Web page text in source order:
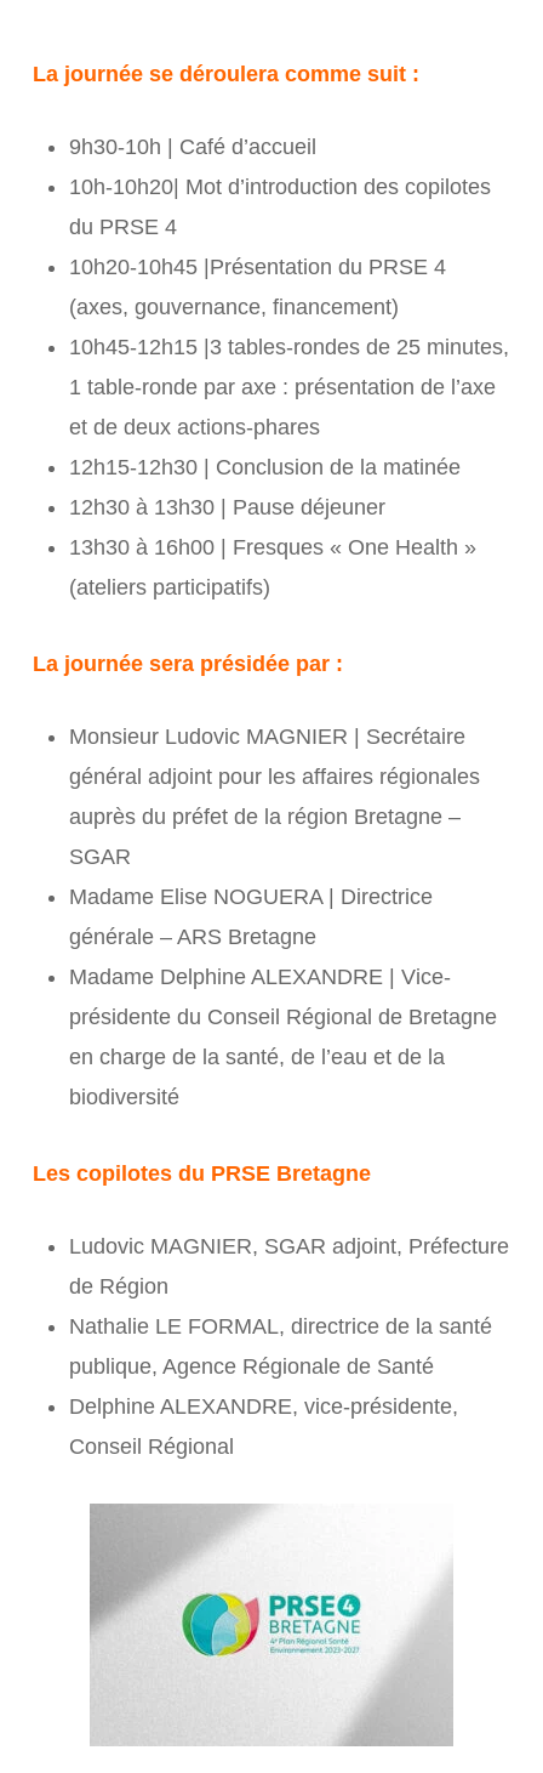
La journée se déroulera comme suit :
9h30-10h | Café d’accueil
10h-10h20| Mot d’introduction des copilotes
du PRSE 4
10h20-10h45 |Présentation du PRSE 4
(axes, gouvernance, financement)
10h45-12h15 |3 tables-rondes de 25 minutes,
1 table-ronde par axe : présentation de l’axe
et de deux actions-phares
12h15-12h30 | Conclusion de la matinée
12h30 à 13h30 | Pause déjeuner
13h30 à 16h00 | Fresques « One Health »
(ateliers participatifs)
La journée sera présidée par :
Monsieur Ludovic MAGNIER | Secrétaire
général adjoint pour les affaires régionales
auprès du préfet de la région Bretagne –
SGAR
Madame Elise NOGUERA | Directrice
générale – ARS Bretagne
Madame Delphine ALEXANDRE | Vice-
présidente du Conseil Régional de Bretagne
en charge de la santé, de l’eau et de la
biodiversité
Les copilotes du PRSE Bretagne
Ludovic MAGNIER, SGAR adjoint, Préfecture
de Région
Nathalie LE FORMAL, directrice de la santé
publique, Agence Régionale de Santé
Delphine ALEXANDRE, vice-présidente,
Conseil Régional